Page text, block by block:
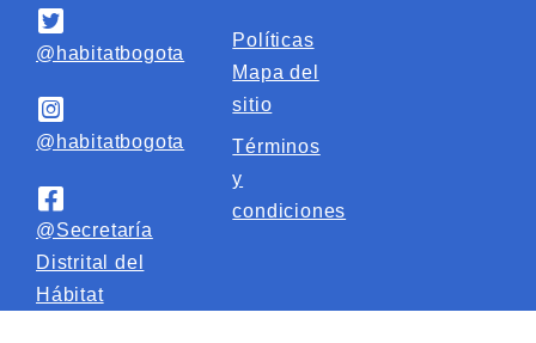
@habitatbogota
@habitatbogota
@Secretaría
Distrital del
Hábitat
Políticas
Mapa del
sitio
Términos
y
condiciones